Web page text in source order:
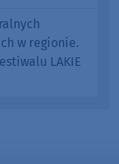
w regionie.
LAKIE